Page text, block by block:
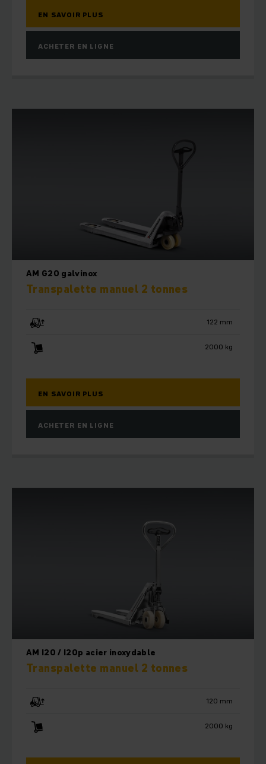
EN SAVOIR PLUS
ACHETER EN LIGNE
AM G20 galvinox
Transpalette manuel 2 tonnes
122 mm
2000 kg
EN SAVOIR PLUS
ACHETER EN LIGNE
AM I20 / I20p acier inoxydable
Transpalette manuel 2 tonnes
120 mm
2000 kg